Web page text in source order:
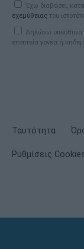
Έχω διαβάσει,
εχεμύθειας του
Δηλώνω υπεύθυνα
εποπτεία γονέα ή
Ταυτότητα
Ρυθμίσεις